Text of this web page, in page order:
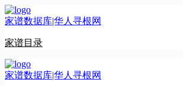
跳
至
容
家谱数据库|华人寻根网
家谱目录
家谱数据库|华人寻根网